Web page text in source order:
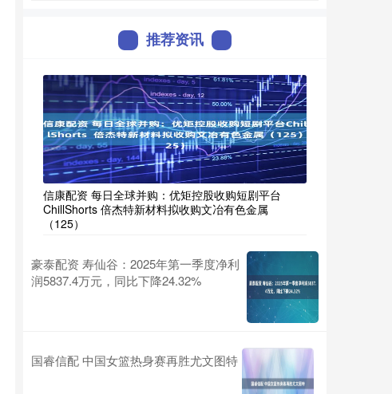
推荐资讯
信康配资 每日全球并购：优矩控股收购短剧平台
ChillShorts 倍杰特新材料拟收购文冶有色金属
（125）
豪泰配资 寿仙谷：2025年第一季度净利
润5837.4万元，同比下降24.32%
国睿信配 中国女篮热身赛再胜尤文图特